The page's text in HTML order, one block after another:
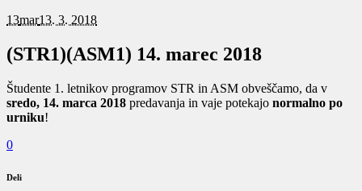
13mar13. 3. 2018
(STR1)(ASM1) 14. marec 2018
Študente 1. letnikov programov STR in ASM obveščamo, da v
sredo, 14. marca 2018 predavanja in vaje potekajo normalno po
urniku!
0
Deli